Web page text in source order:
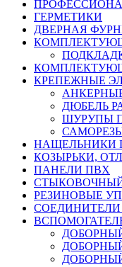
ГЕРМЕТИКИ
ДВЕРНАЯ
КРЕПЕЖНЫЕ
ДЮБЕЛЬ
ШУРУПЫ
НАЩЕЛЬНИКИ
КОЗЫРЬКИ,
ПАНЕЛИ ПВХ
РЕЗИНОВЫЕ